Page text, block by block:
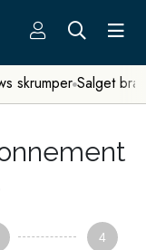
skrumper Salget
4